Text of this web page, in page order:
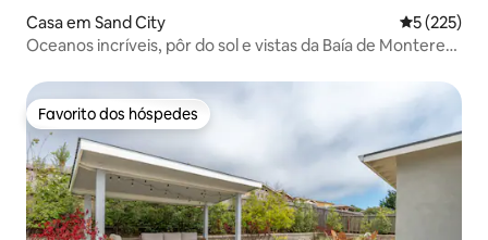
Casa em Sand City
5 (225)
Oceanos incríveis, pôr do sol e vistas da Baía de Monterey
Favorito dos hóspedes
Favorito dos hóspedes